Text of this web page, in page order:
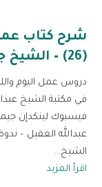
شرح كتاب عمل
(26) – الشيخ جبران سحاري
دروس عمل اليوم
فيسبوك لينكدإن
عبدالله العقيل –
الشيخ...
اقرأ المزيد